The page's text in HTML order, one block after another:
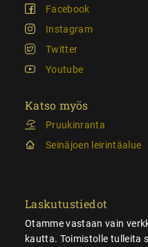
Facebook
Instagram
Twitter
Youtube
Katso myös
Pruukinranta
Seinäjoen leirintäalue
Laskutustiedot
Otamme vastaan vain
kautta. Toimistolle tulleita